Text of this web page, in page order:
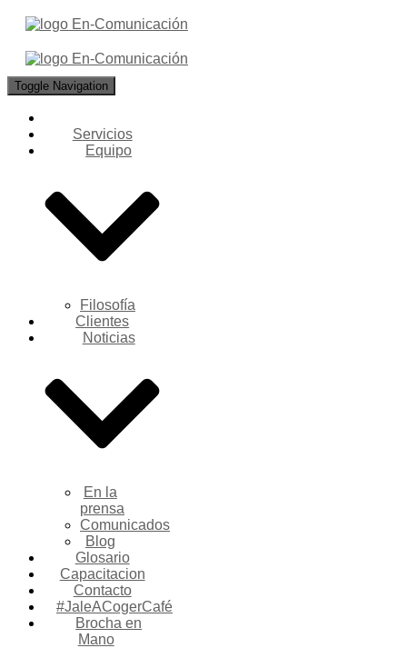
Toggle Navigation
Servicios
Equipo
Filosofía
Clientes
Noticias
En la
prensa
Comunicados
Blog
Glosario
Capacitacion
Contacto
#JaleACogerCafé
Brocha en
Mano